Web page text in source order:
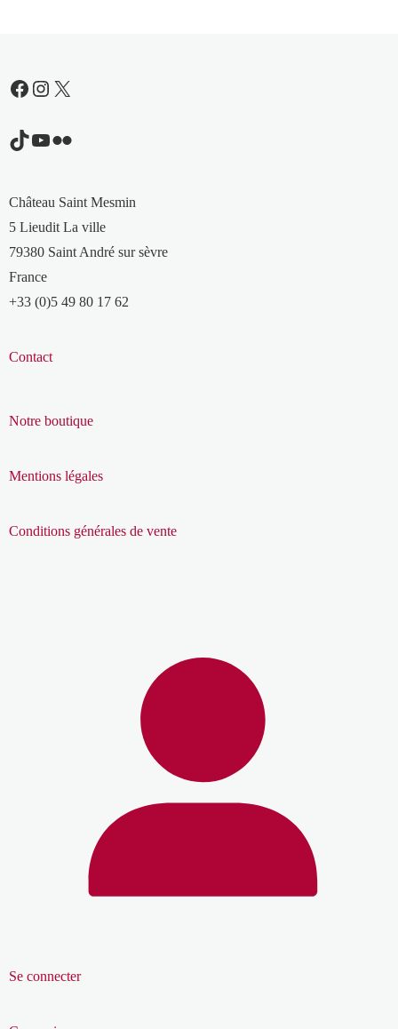
Facebook
Instagram
X
TikTok
YouTube
Flickr
Château Saint Mesmin
5 Lieudit La ville
79380 Saint André sur sèvre
France
+33 (0)5 49 80 17 62
Contact
Notre boutique
Mentions légales
Conditions générales de vente
Se connecter